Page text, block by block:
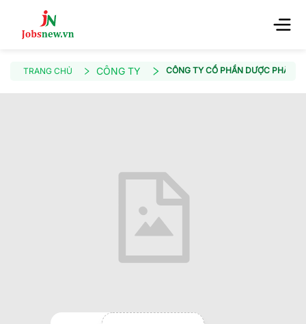
TRANG CHỦ CÔNG TY CÔNG TY CỔ PHẦN DƯỢC PHẨM